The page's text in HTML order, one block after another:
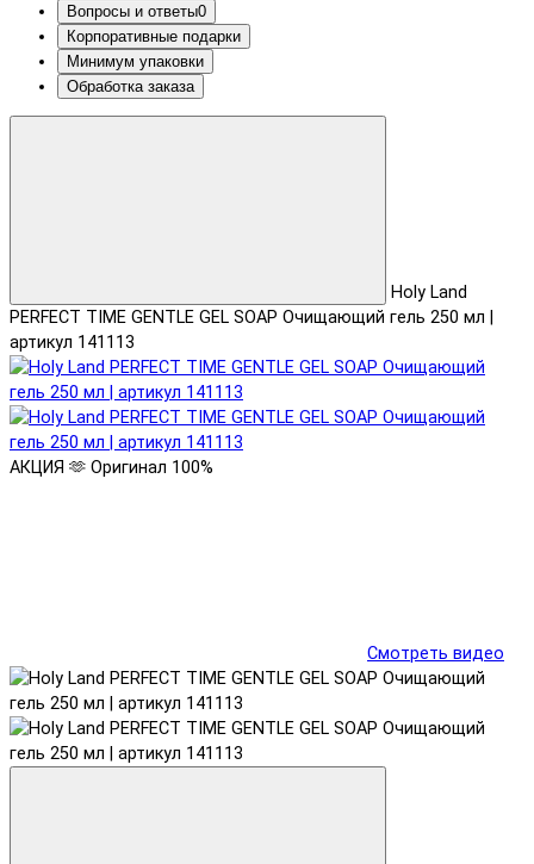
Вопросы и ответы0
Корпоративные подарки
Минимум упаковки
Обработка заказа
Holy Land
PERFECT TIME GENTLE GEL SOAP Очищающий гель 250 мл |
артикул 141113
АКЦИЯ 🫶 Оригинал 100%
Смотреть видео